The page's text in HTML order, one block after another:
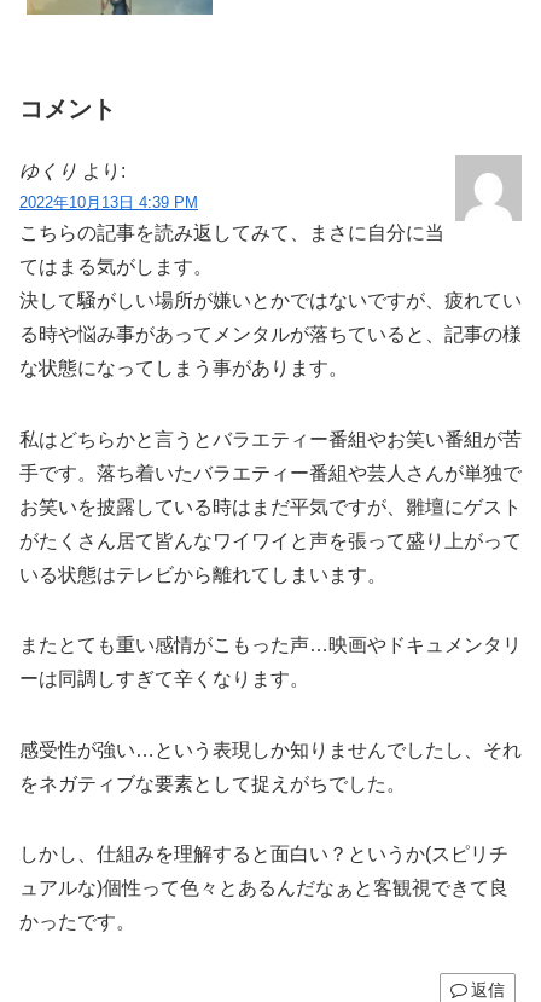
コメント
ゆくり より:
2022年10月13日 4:39 PM
こちらの記事を読み返してみて、まさに自分に当
てはまる気がします。
決して騒がしい場所が嫌いとかではないですが、疲れてい
る時や悩み事があってメンタルが落ちていると、記事の様
な状態になってしまう事があります。
私はどちらかと言うとバラエティー番組やお笑い番組が苦
手です。落ち着いたバラエティー番組や芸人さんが単独で
お笑いを披露している時はまだ平気ですが、雛壇にゲスト
がたくさん居て皆んなワイワイと声を張って盛り上がって
いる状態はテレビから離れてしまいます。
またとても重い感情がこもった声…映画やドキュメンタリ
ーは同調しすぎて辛くなります。
感受性が強い…という表現しか知りませんでしたし、それ
をネガティブな要素として捉えがちでした。
しかし、仕組みを理解すると面白い？というか(スピリチ
ュアルな)個性って色々とあるんだなぁと客観視できて良
かったです。
返信